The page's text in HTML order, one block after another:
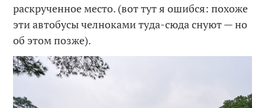
раскрученное место. (вот тут я ошибся: похоже
эти автобусы челноками туда-сюда снуют — но
об этом позже).